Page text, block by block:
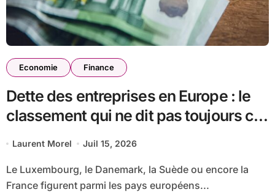
Economie Finance
Dette des entreprises en Europe : le
classement qui ne dit pas toujours ce
qu’il semble dire
Laurent Morel Juil 15, 2026
Le Luxembourg, le Danemark, la Suède ou encore la
France figurent parmi les pays européens...